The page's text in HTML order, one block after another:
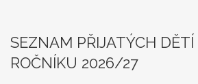
SEZNAM PŘIJATÝCH DĚTÍ
ROČNÍKU 2026/27